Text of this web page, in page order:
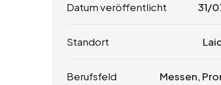
Datum veröffentlicht 31/
Standort
Berufsfeld Messen,